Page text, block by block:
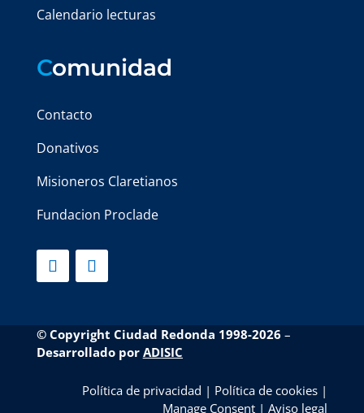
Calendario lecturas
Comunidad
Contacto
Donativos
Misioneros Claretianos
Fundacion Proclade
© Copyright Ciudad Redonda 1998-2026 –
Desarrollado por ADISIC
Política de privacidad | Política de cookies |
Manage Consent |Aviso legal